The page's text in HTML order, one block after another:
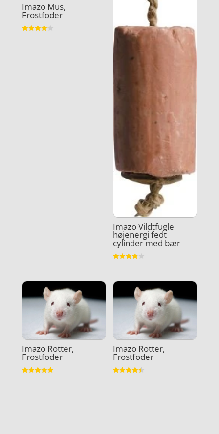
Imazo Mus,
Frostfoder
Imazo Vildtfugle
højenergi fedt
cylinder med bær
Imazo Rotter,
Frostfoder
Imazo Rotter,
Frostfoder